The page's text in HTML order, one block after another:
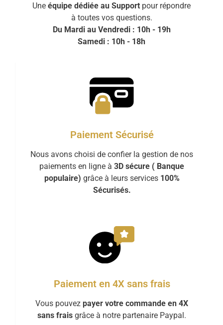
Une équipe dédiée au Support pour répondre
à toutes vos questions.
Du Mardi au Vendredi : 10h - 19h
Samedi : 10h - 18h
Paiement Sécurisé
Nous avons choisi de confier la gestion de nos
paiements en ligne à 3D sécure ( Banque
populaire) grâce à leurs services 100%
Sécurisés.
Paiement en 4X sans frais
Vous pouvez payer votre commande en 4X
sans frais grâce à notre partenaire Paypal.